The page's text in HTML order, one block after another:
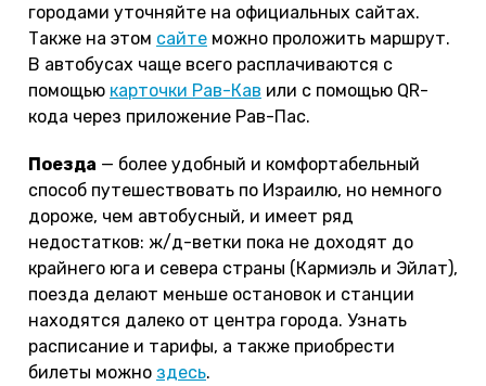
городами уточняйте на официальных сайтах.
Также на этом сайте можно проложить маршрут.
В автобусах чаще всего расплачиваются с
помощью карточки Рав-Кав или с помощью QR-
кода через приложение Рав-Пас.
Поезда — более удобный и комфортабельный
способ путешествовать по Израилю, но немного
дороже, чем автобусный, и имеет ряд
недостатков: ж/д-ветки пока не доходят до
крайнего юга и севера страны (Кармиэль и Эйлат),
поезда делают меньше остановок и станции
находятся далеко от центра города. Узнать
расписание и тарифы, а также приобрести
билеты можно здесь.